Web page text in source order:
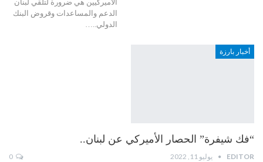
الاميركيين هي ضرورة لتلقي لبنان
الدعم والمساعدات وقروض البنك
الدولي..…
أخبار بارزة
“فك شيفرة” الحصار الأميركي عن لبنان..
EDITOR يوليو 11, 2022